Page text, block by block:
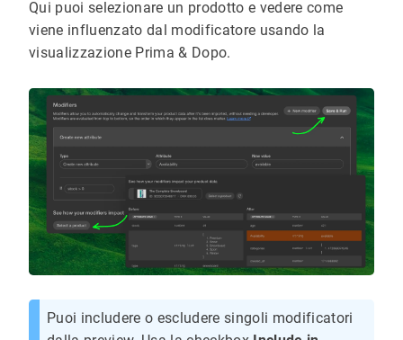
Qui puoi selezionare un prodotto e vedere come
viene influenzato dal modificatore usando la
visualizzazione Prima & Dopo.
Puoi includere o escludere singoli modificatori